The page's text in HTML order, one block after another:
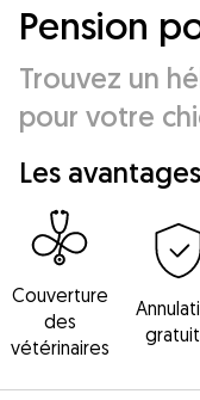
Pension
Trouvez un
pour votre
Les
Couverture
des
vétérinaires